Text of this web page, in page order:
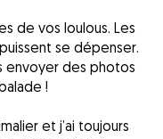
de vos loulous. Les
se dépenser.
envoyer des photos
!
et j’ai toujours